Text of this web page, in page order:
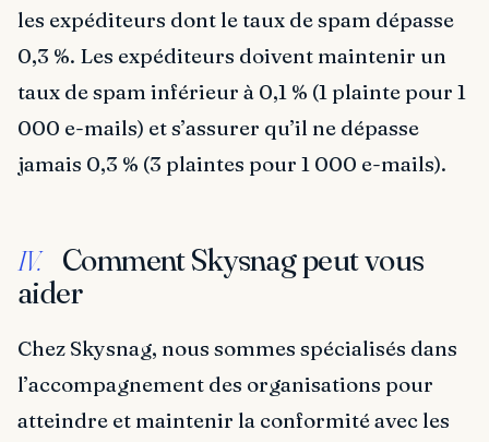
les expéditeurs dont le taux de spam dépasse
0,3 %. Les expéditeurs doivent maintenir un
taux de spam inférieur à 0,1 % (1 plainte pour 1
000 e-mails) et s’assurer qu’il ne dépasse
jamais 0,3 % (3 plaintes pour 1 000 e-mails).
IV.
Comment Skysnag peut vous
aider
Chez Skysnag, nous sommes spécialisés dans
l’accompagnement des organisations pour
atteindre et maintenir la conformité avec les